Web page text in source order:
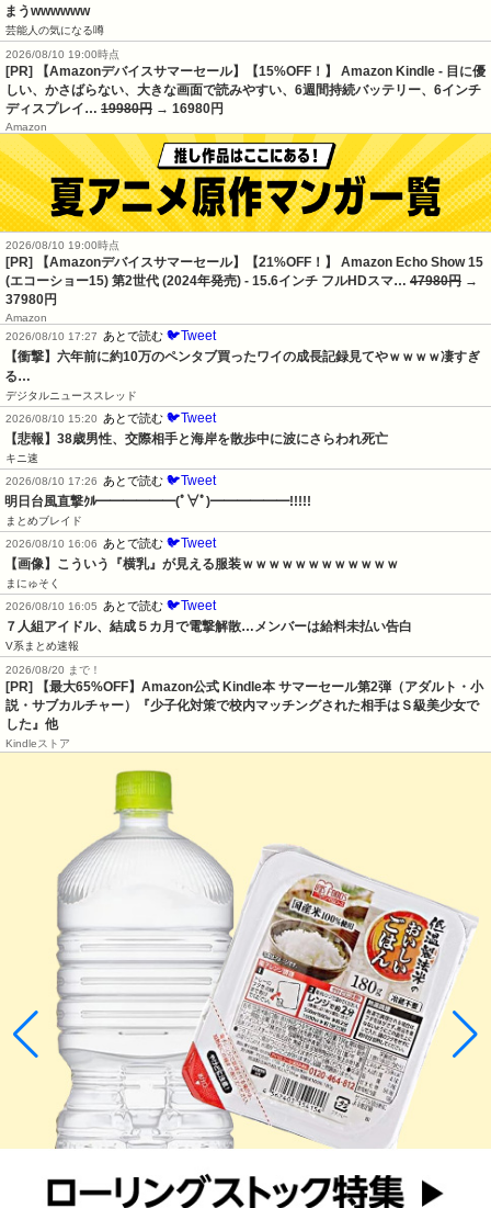
まうwwwwww
芸能人の気になる噂
2026/08/10 19:00時点
[PR] 【Amazonデバイスサマーセール】【15%OFF！】 Amazon Kindle - 目に優
しい、かさばらない、大きな画面で読みやすい、6週間持続バッテリー、6インチ
ディスプレイ… 19980円 → 16980円
Amazon
2026/08/10 19:00時点
[PR] 【Amazonデバイスサマーセール】【21%OFF！】 Amazon Echo Show 15
(エコーショー15) 第2世代 (2024年発売) - 15.6インチ フルHDスマ… 47980円 →
37980円
Amazon
2026/08/10 17:27
あとで読む 🐦Tweet
【衝撃】六年前に約10万のペンタブ買ったワイの成長記録見てやｗｗｗｗ凄すぎ
る…
デジタルニューススレッド
2026/08/10 15:20
あとで読む 🐦Tweet
【悲報】38歳男性、交際相手と海岸を散歩中に波にさらわれ死亡
キニ速
2026/08/10 17:26
あとで読む 🐦Tweet
明日台風直撃ｸﾙ━━━━━━(ﾟ∀ﾟ)━━━━━━!!!!!
まとめブレイド
2026/08/10 16:06
あとで読む 🐦Tweet
【画像】こういう『横乳』が見える服装ｗｗｗｗｗｗｗｗｗｗｗｗ
まにゅそく
2026/08/10 16:05
あとで読む 🐦Tweet
７人組アイドル、結成５カ月で電撃解散…メンバーは給料未払い告白
V系まとめ速報
2026/08/20 まで！
[PR]
【最大65%OFF】Amazon公式 Kindle本 サマーセール第2弾（アダルト・小
説・サブカルチャー）『少子化対策で校内マッチングされた相手はＳ級美少女で
した』他
Kindleストア